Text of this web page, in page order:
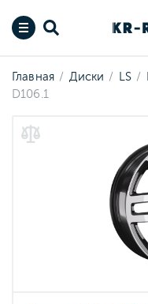
Главная Диски LS
D106.1